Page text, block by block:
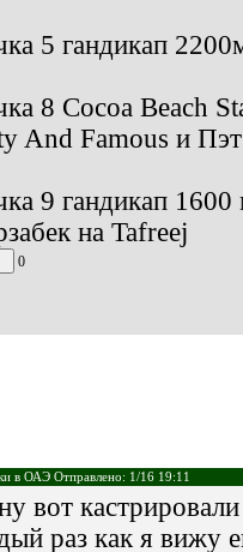
5 гандикап
8 Cocoa Beach
And Famous и
9 гандикап
на Tafreej
0
в ОАЭ Отправлено: 1/16 19:11
вот
раз как я вижу